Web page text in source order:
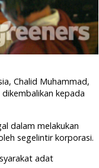
Chalid Muhammad,
kepada
dalam melakukan
segelintir korporasi.
adat